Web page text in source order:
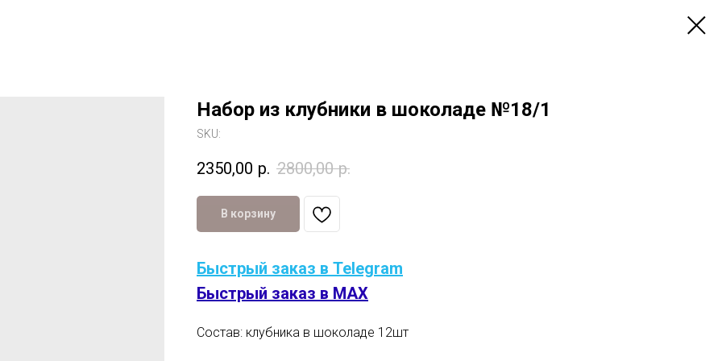
Набор из клубники в шоколаде №18/1
SKU:
2350,00 р. 2800,00 р.
В корзину
Быстрый заказ в Telegram
Быстрый заказ в MAX
Состав: клубника в шоколаде 12шт